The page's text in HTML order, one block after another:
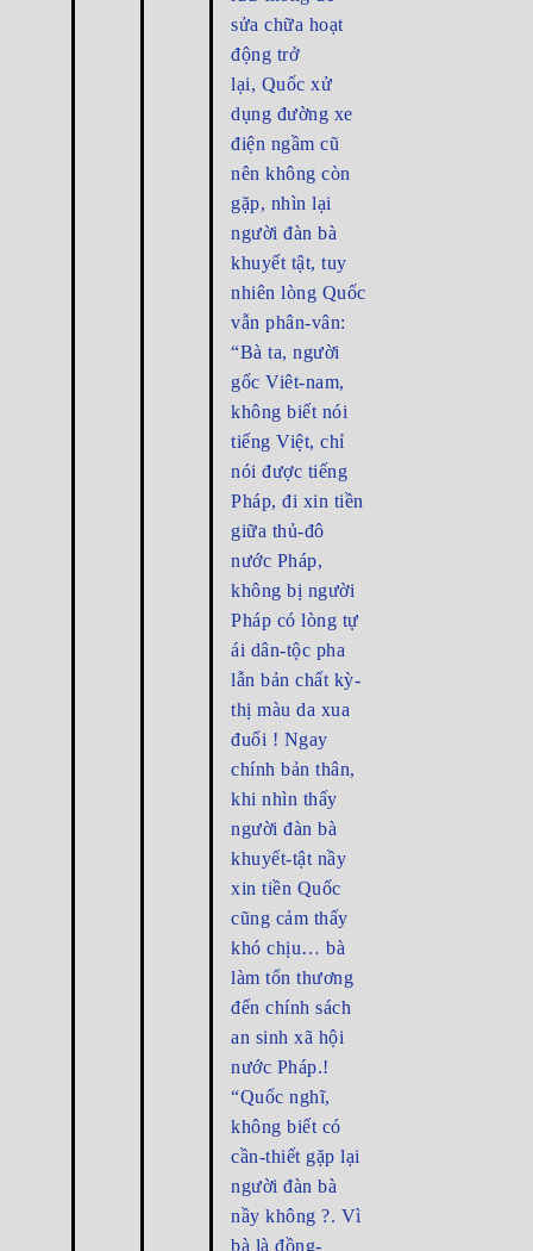
sửa chữa hoạt
động trở
lại, Quốc xử
dụng đường xe
điện ngầm cũ
nên không còn
gặp, nhìn lại
người đàn bà
khuyết tật, tuy
nhiên lòng Quốc
vẫn phân-vân:
“Bà ta, người
gốc Viêt-nam,
không biết nói
tiếng Việt, chỉ
nói được tiếng
Pháp, đi xin tiền
giữa thủ-đô
nước Pháp,
không bị người
Pháp có lòng tự
ái dân-tộc pha
lẫn bản chất kỳ-
thị màu da xua
đuổi ! Ngay
chính bản thân,
khi nhìn thấy
người đàn bà
khuyết-tật nầy
xin tiền Quốc
cũng cảm thấy
khó chịu… bà
làm tổn thương
đến chính sách
an sinh xã hội
nước Pháp.!
“Quốc nghĩ,
không biết có
cần-thiết gặp lại
người đàn bà
nầy không ?. Vì
bà là đồng-